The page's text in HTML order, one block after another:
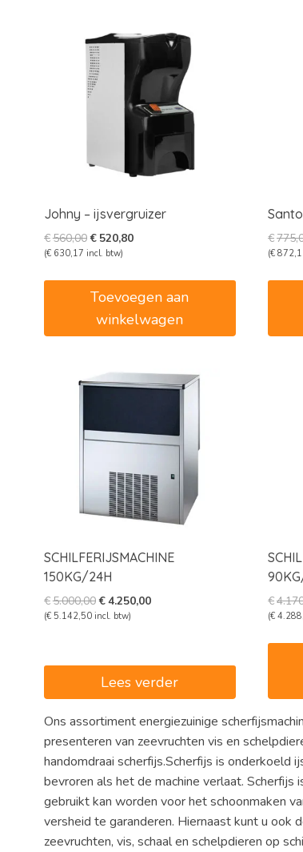
Johny – ijsvergruizer
€560,00Oorspronkelijke
prijs
€ 520,80Huidige
(€ 630,17 incl. btw)
Toevoegen aan
winkelwagen
€
(€
SCHILFERIJSMACHINE
150KG/24H
€5.000,00Oorspronkelijke
prijs
€4.250,00Huidige
(€ 5.142,50incl. btw)
Lees verder
€
(€
Ons assortiment energiezuinige
presenteren van zeevruchten vis en
handomdraai scherfijs.Scherfijs is
bevroren als het de machine verlaat.
gebruikt kan worden voor het schoonmaken
versheid te garanderen. Hiernaast kunt u ook
zeevruchten, vis, schaal en schelpdieren op